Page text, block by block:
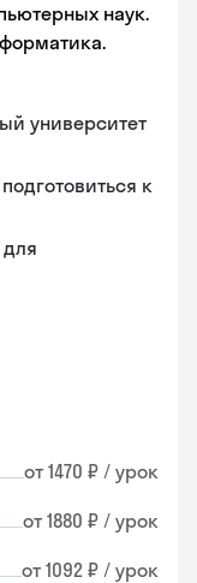
наук.
университет
к
от 1470 ₽ / урок
от 1880 ₽ / урок
от 1092 ₽ / урок